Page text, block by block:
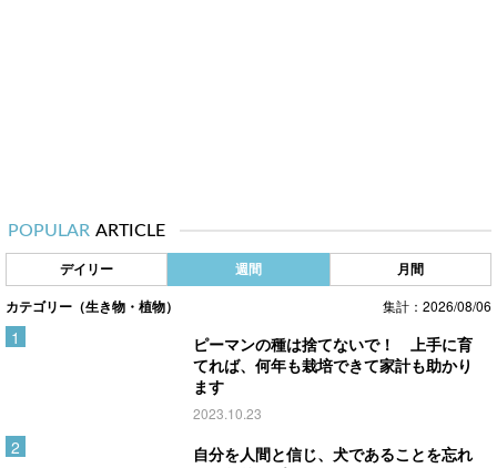
POPULAR ARTICLE
デイリー 週間 月間
カテゴリー（生き物・植物） 集計：2026/08/06
ピーマンの種は捨てないで！ 上手に育
てれば、何年も栽培できて家計も助かり
ます
2023.10.23
自分を人間と信じ、犬であることを忘れ